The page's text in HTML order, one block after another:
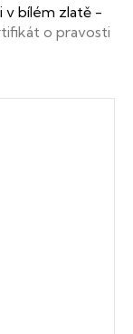
v bílém zlatě -
o pravosti